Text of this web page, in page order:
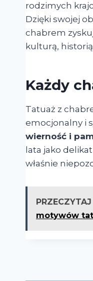
rodzimych
Dzięki swojej
chabrem
kulturą,
Każdy
Tatuaż z
emocjonalny i
wierność i
lata jako
właśnie
motywów